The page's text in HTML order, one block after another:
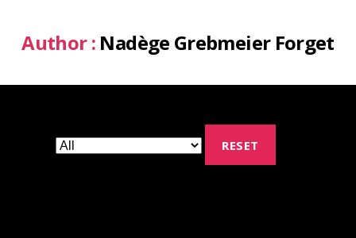
Author : Nadège Grebmeier Forget
RESET